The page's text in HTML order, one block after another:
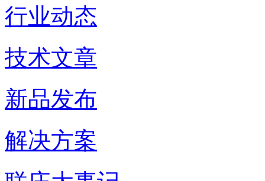
行业动态
技术文章
新品发布
解决方案